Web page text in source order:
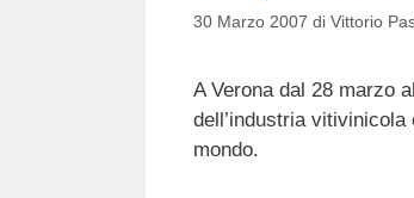
30 Marzo 2007 di Vittorio
A Verona dal 28 marzo
dell’industria
mondo.